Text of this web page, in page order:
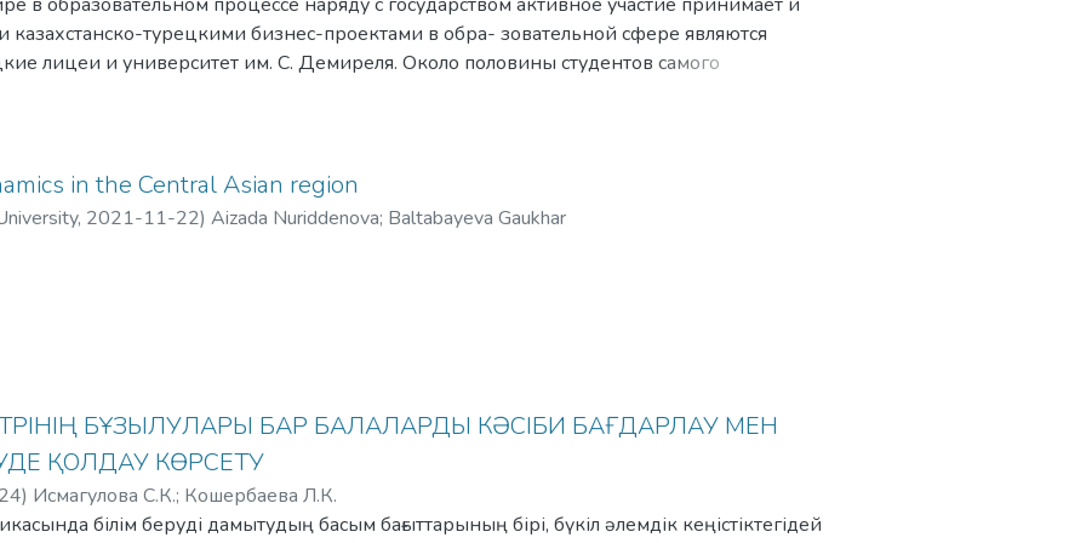
регулирующих механизм формирования власти на
власти – исполнительной, законодательной и судебной.
для студентов и магистрантов по спе-
отношения», «политология», «регионоведе-
исследованием и анализом феномена и понятия вла-
властей, системы сдержек и противовесов, зако-
власти в политической практике зарубежных
турецкими бизнес-проектами в обра- зовательной сфере являются
лицеи и университет им. С. Демиреля. Около половины студентов самого
Университета являются выпуск- никами казахстанско-турецких лицеев.
in the Central Asian region
, 2021-11-22) Aizada Nuriddenova; Baltabayeva Gaukhar
БҰЗЫЛУЛАРЫ БАР БАЛАЛАРДЫ КӘСІБИ БАҒДАРЛАУ МЕН
ҚОЛДАУ КӨРСЕТУ
) Исмагулова С.К.; Кошербаева Л.К.
білім беруді дамытудың басым бағыттарының бірі, бүкіл әлемдік кеңістіктегідей